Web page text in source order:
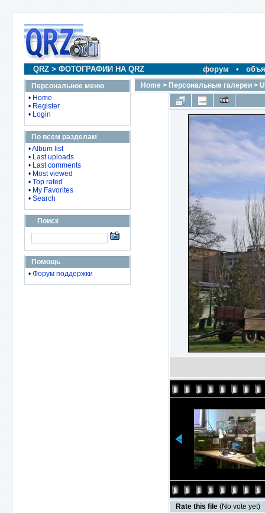
QRZ > ФОТОГРАФИИ НА QRZ форум •
Персональное меню
• Home
• Register
• Login
По всем разделам
•Album list
• Last uploads
• Last comments
• Most viewed
• Top rated
• My Favorites
• Search
Поиск
Помощь
• Форум поддержки
Home > Персональные галереи >
Rate this file (No vote yet)